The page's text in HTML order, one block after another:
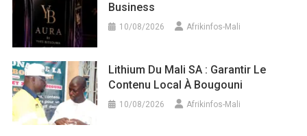
Business
10/08/2026 Afrikinfos-Mali
Lithium Du Mali SA : Garantir Le
Contenu Local À Bougouni
10/08/2026 Afrikinfos-Mali